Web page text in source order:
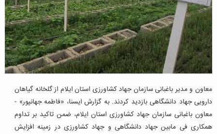
معاون و مدیر باغبانی سازمان جهاد کشاورزی استان ایلام از گلخانه گیاهان
دارویی جهاد دانشگاهی بازدید کردند.به گزارش ایسنا، «فاطمه جهانپور» -
معاون باغبانی سازمان جهاد کشاورزی استان ایلام، ضمن تاکید بر تداوم
همکاری فی مابین جهاد دانشگاهی و جهاد کشاورزی در زمینه افزایش